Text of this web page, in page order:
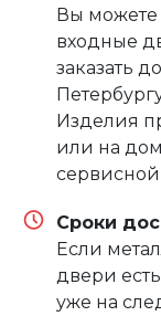
Вы
входные
заказать
Изделия
или на
Сроки
Если
двери
уже на